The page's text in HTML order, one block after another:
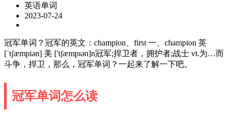
英语单词
2023-07-24
冠军单词？冠军的英文：champion、first 一、champion 英
[ˈtʃæmpiən] 美 ['tʃæmpɪən]n冠军;捍卫者，拥护者;战士 vt.为…而
斗争，捍卫，那么，冠军单词？一起来了解一下吧。
冠军单词怎么读